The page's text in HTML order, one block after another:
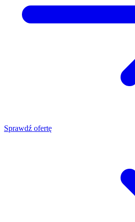
Sprawdź ofertę